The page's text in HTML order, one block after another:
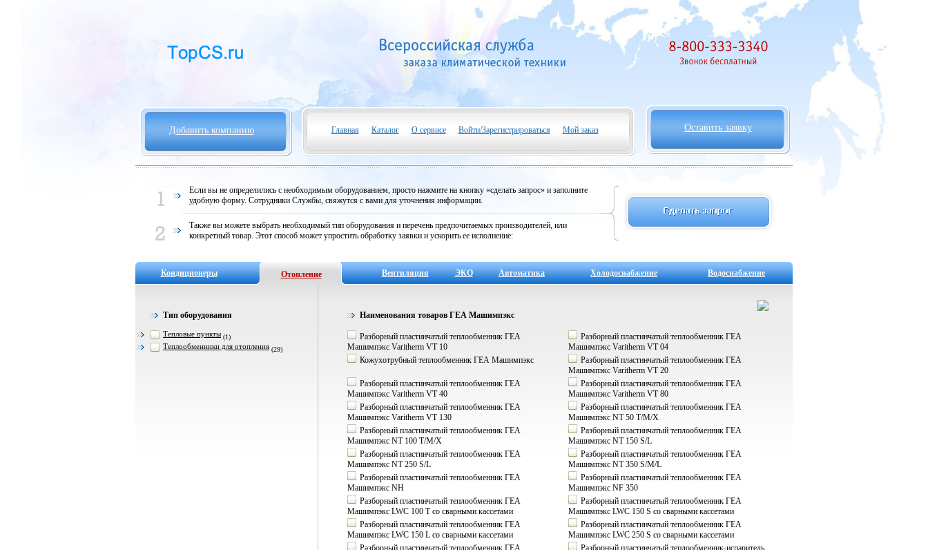
Добавить компанию Главная Каталог О сервисе Войти/Зарегистрироваться Мой заказ Оставить заявку
Если вы не определились с необходимым оборудованием, просто нажмите на кнопку «сделать запрос» и заполните
удобную форму. Сотрудники Службы, свяжутся с вами для уточнения информации.
Также вы можете выбрать необходимый тип оборудования и перечень предпочитаемых производителей, или
конкретный товар. Этот способ может упростить обработку заявки и ускорить ее исполнение:
Кондиционеры Отопление Вентиляция ЭКО Автоматика Холодоснабжение Водоснабжение
Тип оборудования
Тепловые пункты (1)
Теплообменники для отопления (29)
Наименования товаров ГЕА Машимпэкс
Разборный пластинчатый теплообменник ГЕА
Машимпэкс Varitherm VT 10
Разборный пластинчатый теплообменник ГЕА
Машимпэкс Varitherm VT 04
Кожухотрубный теплообменник ГЕА Машимпэкс
Разборный пластинчатый теплообменник ГЕА
Машимпэкс Varitherm VT 20
Разборный пластинчатый теплообменник ГЕА
Машимпэкс Varitherm VT 40
Разборный пластинчатый теплообменник ГЕА
Машимпэкс Varitherm VT 80
Разборный пластинчатый теплообменник ГЕА
Машимпэкс Varitherm VT 130
Разборный пластинчатый теплообменник ГЕА
Машимпэкс NT 50 T/M/X
Разборный пластинчатый теплообменник ГЕА
Машимпэкс NT 100 T/M/X
Разборный пластинчатый теплообменник ГЕА
Машимпэкс NT 150 S/L
Разборный пластинчатый теплообменник ГЕА
Машимпэкс NT 250 S/L
Разборный пластинчатый теплообменник ГЕА
Машимпэкс NT 350 S/M/L
Разборный пластинчатый теплообменник ГЕА
Машимпэкс NH
Разборный пластинчатый теплообменник ГЕА
Машимпэкс NF 350
Разборный пластинчатый теплообменник ГЕА
Машимпэкс LWC 100 Т со сварными кассетами
Разборный пластинчатый теплообменник ГЕА
Машимпэкс LWC 150 S со сварными кассетами
Разборный пластинчатый теплообменник ГЕА
Машимпэкс LWC 150 L со сварными кассетами
Разборный пластинчатый теплообменник ГЕА
Машимпэкс LWC 250 S со сварными кассетами
Разборный пластинчатый теплообменник ГЕА
Разборный пластинчатый теплообменник-испаритель